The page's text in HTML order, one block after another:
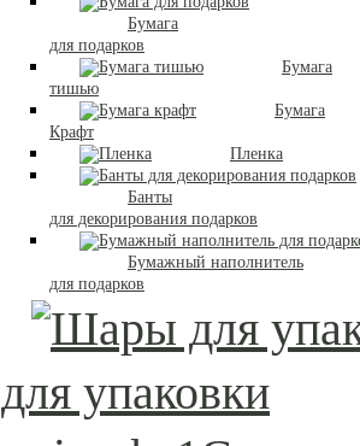
Бумага
для подарков
Бумага
тишью
Бумага
Крафт
Пленка
Банты
для декорирования подарков
Бумажный наполнитель
для подарков
для упаковки